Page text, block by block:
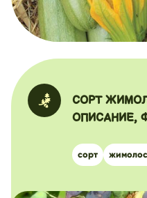
СОРТ
ОПИСАНИЕ,
сорт